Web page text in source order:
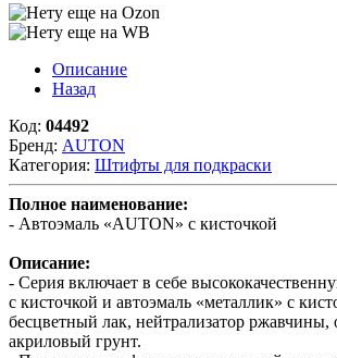
Описание
Назад
Код: 04492
Бренд: AUTON
Категория: Штифты для подкраски
Полное наименование:
- Автоэмаль «AUTON» с кисточкой
Описание:
- Серия включает в себе
с кисточкой и автоэмаль «металлик» с
бесцветный лак, нейтрализатор ржавчины,
акриловый грунт.